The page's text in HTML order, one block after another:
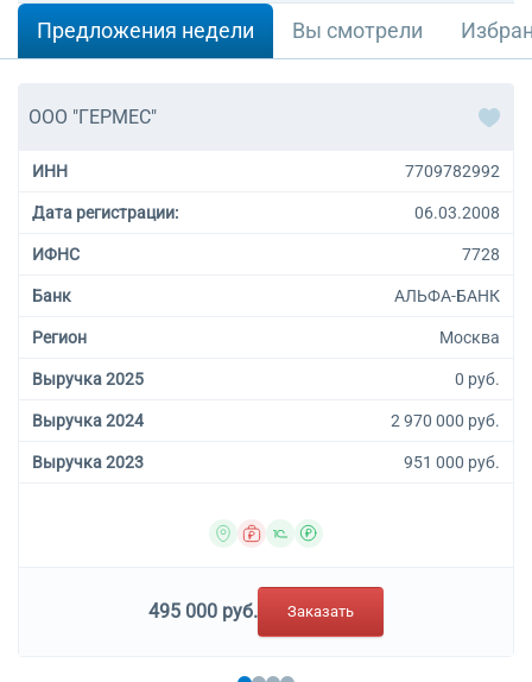
Предложения недели Вы смотрели
ООО "ГЕРМЕС"
ИНН 7709782992
Дата регистрации: 06.03.2008
ИФНС 7728
Банк АЛЬФА-БАНК
Регион Москва
Выручка 2025 0 руб.
Выручка 2024 2 970 000 руб.
Выручка 2023 951 000 руб.
495 000 руб. Заказать